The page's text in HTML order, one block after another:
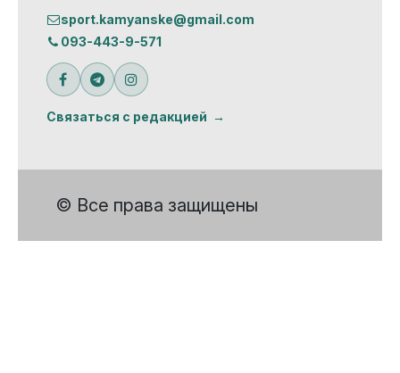
sport.kamyanske@gmail.com
093-443-9-571
Связаться с редакцией
© Все права защищены